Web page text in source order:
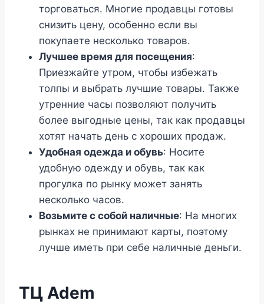
торговаться. Многие продавцы готовы
снизить цену, особенно если вы
покупаете несколько товаров.
Лучшее время для посещения:
Приезжайте утром, чтобы избежать
толпы и выбрать лучшие товары. Также
утренние часы позволяют получить
более выгодные цены, так как продавцы
хотят начать день с хороших продаж.
Удобная одежда и обувь: Носите
удобную одежду и обувь, так как
прогулка по рынку может занять
несколько часов.
Возьмите с собой наличные: На многих
рынках не принимают карты, поэтому
лучше иметь при себе наличные деньги.
ТЦ Adem